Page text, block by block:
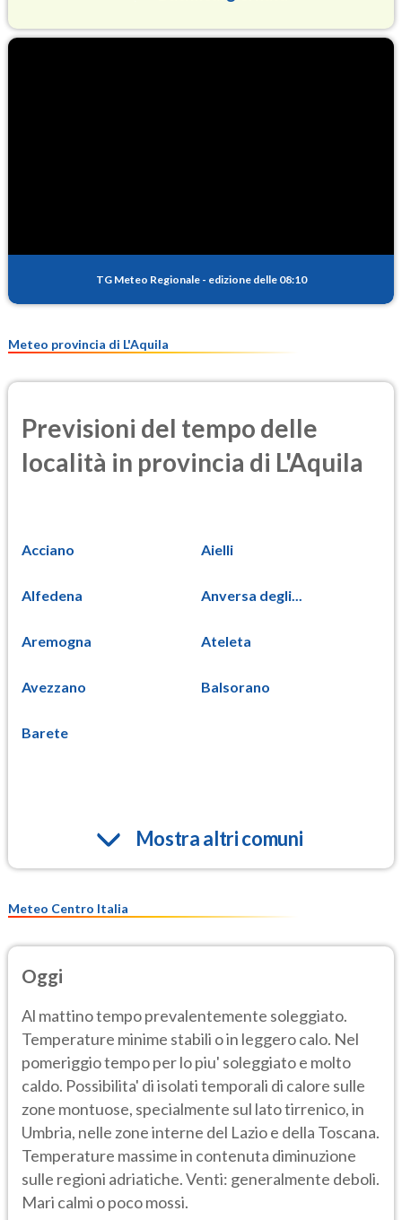
PM25
TG Meteo Regionale - edizione delle 08:10
Meteo provincia di L'Aquila
Previsioni del tempo delle
località in provincia di L'Aquila
Acciano Aielli
Alfedena Anversa degli...
Aremogna Ateleta
Avezzano Balsorano
Barete
Mostra altri comuni
Meteo Centro Italia
Oggi
Al mattino tempo prevalentemente soleggiato.
Temperature minime stabili o in leggero calo. Nel
pomeriggio tempo per lo piu' soleggiato e molto
caldo. Possibilita' di isolati temporali di calore sulle
zone montuose, specialmente sul lato tirrenico, in
Umbria, nelle zone interne del Lazio e della Toscana.
Temperature massime in contenuta diminuzione
sulle regioni adriatiche. Venti: generalmente deboli.
Mari calmi o poco mossi.